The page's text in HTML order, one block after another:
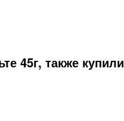
45г, также купили